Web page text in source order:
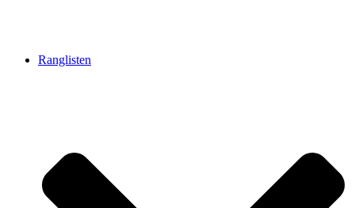
Ranglisten